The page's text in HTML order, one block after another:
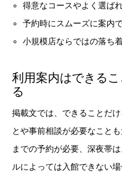
得意なコースやよく選ば
予約時にスムーズに案内
小規模店ならではの落ち
利用案内はできる
る
掲載文では、できることだ
とや事前相談が必要なこと
までの予約が必要、深夜帯
ルによっては入館できない